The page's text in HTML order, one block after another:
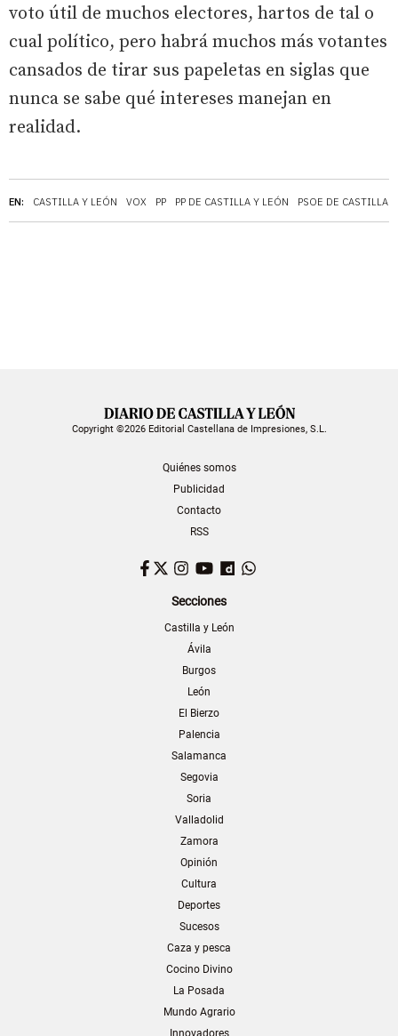
EN: CASTILLA Y LEÓN VOX PP PP DE CASTILLA Y LEÓN PSOE DE CASTILLA
voto útil de muchos electores, hartos de tal o
cual político, pero habrá muchos más votantes
cansados de tirar sus papeletas en siglas que
nunca se sabe qué intereses manejan en
realidad.
Copyright ©2026 Editorial Castellana de Impresiones, S.L.
Quiénes somos
Publicidad
Contacto
RSS
Facebook
TwitterInstagram
YouTubeDailymotion
Secciones
Castilla y León
Ávila
Burgos
León
El Bierzo
Palencia
Salamanca
Segovia
Soria
Valladolid
Zamora
Opinión
Cultura
Deportes
Sucesos
Caza y pesca
Cocino Divino
La Posada
Mundo Agrario
Innovadores